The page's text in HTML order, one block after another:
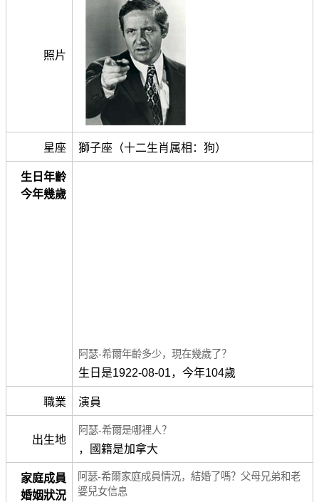
照片
星座 獅子座（十二生肖属相：狗）
生日年齡
今年幾歲
阿瑟-希爾年齡多少，現在幾歲了？
生日是1922-08-01，今年104歲
職業 演員
出生地
阿瑟-希爾是哪裡人？
，國籍是加拿大
家庭成員
婚姻狀況
阿瑟-希爾家庭成員情況，結婚了嗎？父母兄弟和老
婆兒女信息